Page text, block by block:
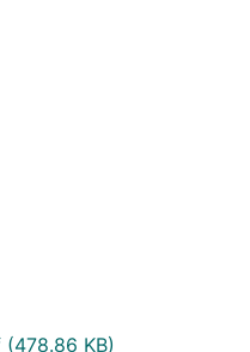
(478.86 KB)